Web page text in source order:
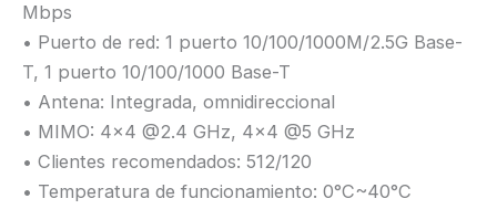
Mbps
• Puerto de red: 1 puerto 10/100/1000M/2.5G Base-
T, 1 puerto 10/100/1000 Base-T
• Antena: Integrada, omnidireccional
• MIMO: 4×4 @2.4 GHz, 4×4 @5 GHz
• Clientes recomendados: 512/120
• Temperatura de funcionamiento: 0°C~40°C